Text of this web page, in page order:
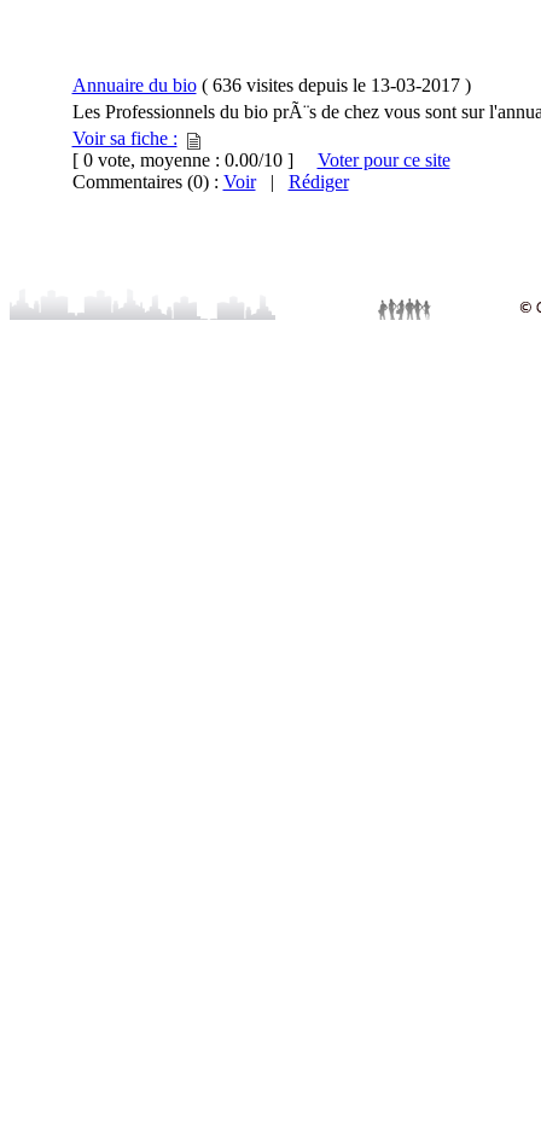
Annuaire du bio(636 visites depuis le 13-03-2017 )
Les Professionnels du bio prÃ¨s de chez vous sont sur
Voir sa fiche :
[ 0 vote, moyenne : 0.00/10 ] Voter pour ce site
Commentaires (0) : Voir| Rédiger